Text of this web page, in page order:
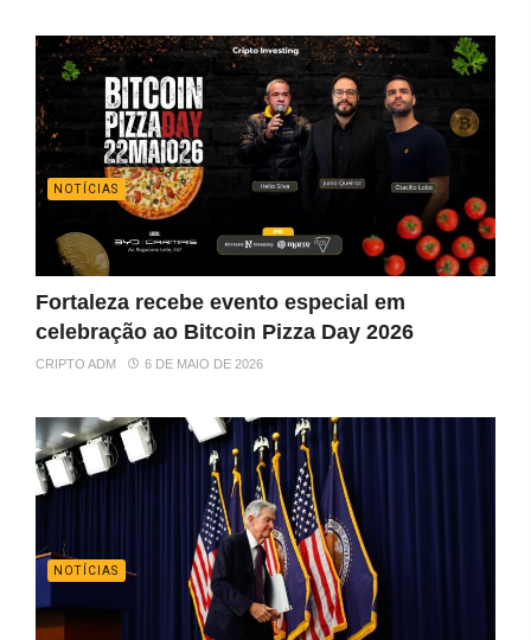
NOTÍCIAS
Fortaleza recebe evento especial em
celebração ao Bitcoin Pizza Day 2026
CRIPTO ADM 6 DE MAIO DE 2026
NOTÍCIAS